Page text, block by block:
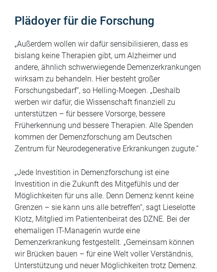
Plädoyer für die Forschung
„Außerdem wollen wir dafür sensibilisieren, dass es
bislang keine Therapien gibt, um Alzheimer und
andere, ähnlich schwerwiegende Demenzerkrankungen
wirksam zu behandeln. Hier besteht großer
Forschungsbedarf“, so Helling-Moegen. „Deshalb
werben wir dafür, die Wissenschaft finanziell zu
unterstützen – für bessere Vorsorge, bessere
Früherkennung und bessere Therapien. Alle Spenden
kommen der Demenzforschung am Deutschen
Zentrum für Neurodegenerative Erkrankungen zugute.“
„Jede Investition in Demenzforschung ist eine
Investition in die Zukunft des Mitgefühls und der
Möglichkeiten für uns alle. Denn Demenz kennt keine
Grenzen – sie kann uns alle betreffen“, sagt Lieselotte
Klotz, Mitglied im Patientenbeirat des DZNE. Bei der
ehemaligen IT-Managerin wurde eine
Demenzerkrankung festgestellt. „Gemeinsam können
wir Brücken bauen – für eine Welt voller Verständnis,
Unterstützung und neuer Möglichkeiten trotz Demenz.